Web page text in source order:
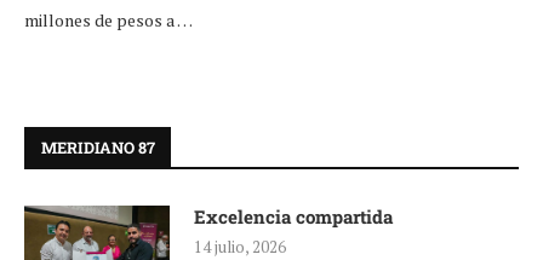
millones de pesos a …
MERIDIANO 87
Excelencia compartida
14 julio, 2026